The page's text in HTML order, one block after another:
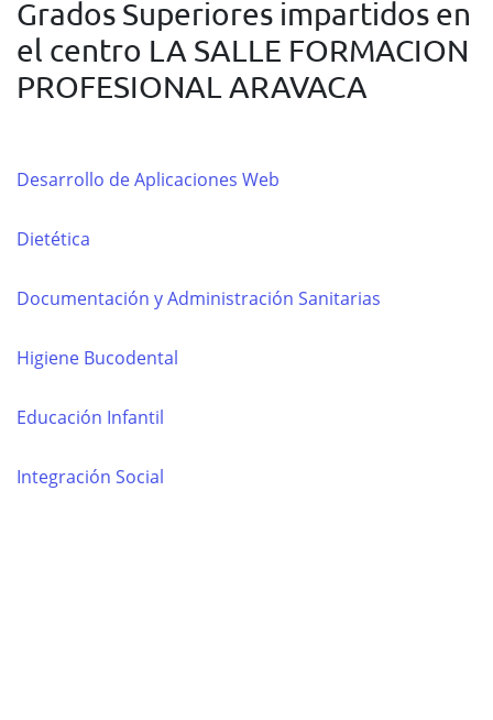
Grados Superiores impartidos en
el centro LA SALLE FORMACION
PROFESIONAL ARAVACA
Desarrollo de Aplicaciones Web
Dietética
Documentación y Administración Sanitarias
Higiene Bucodental
Educación Infantil
Integración Social